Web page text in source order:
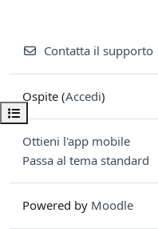
Apri indice del corso
Contatta il supporto
Ospite (Accedi)
Ottieni l'app mobile
Passa al tema standard
Powered by Moodle